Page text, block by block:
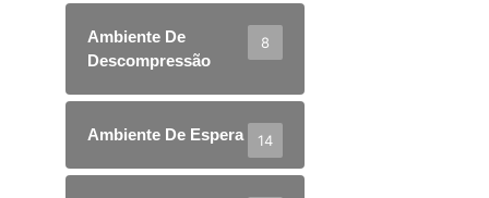
Ambiente De
Descompressão
8
Ambiente De Espera 14